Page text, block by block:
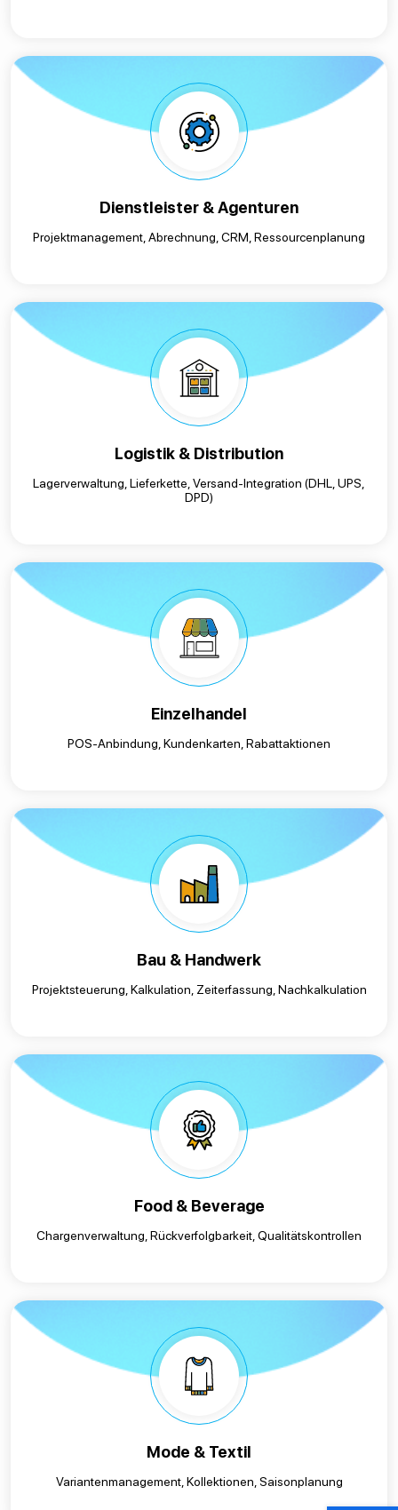
Dienstleister & Agenturen
Projektmanagement, Abrechnung, CRM, Ressourcenplanung
Logistik & Distribution
Lagerverwaltung, Lieferkette, Versand-Integration (DHL, UPS,
DPD)
Einzelhandel
POS-Anbindung, Kundenkarten, Rabattaktionen
Bau & Handwerk
Projektsteuerung, Kalkulation, Zeiterfassung, Nachkalkulation
Food & Beverage
Chargenverwaltung, Rückverfolgbarkeit, Qualitätskontrollen
Mode & Textil
Variantenmanagement, Kollektionen, Saisonplanung